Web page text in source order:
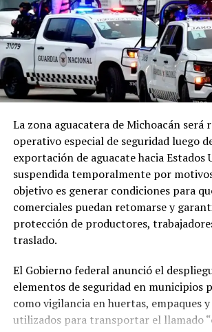
La zona aguacatera de Michoacán será
operativo especial de seguridad luego
exportación de aguacate hacia Estados
suspendida temporalmente por
objetivo es generar condiciones para
comerciales puedan retomarse y
protección de productores,
traslado.
El Gobierno federal anunció el
elementos de seguridad en municipios
como vigilancia en huertas, empaques
utilizados para transportar el llamado